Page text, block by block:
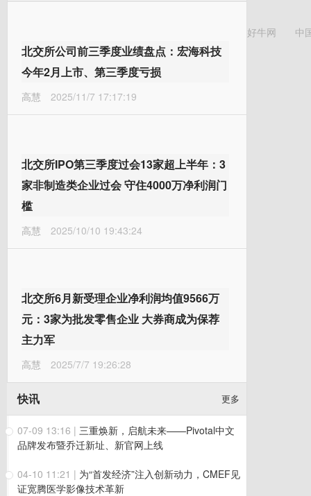
北交所公司前三季度业绩盘点：宏海科技
今年2月上市、第三季度亏损
高慧 2025/11/7 17:17:19
北交所IPO第三季度过会13家超上半年：3
家非制造类企业过会 守住4000万净利润门
槛
高慧 2025/10/10 19:43:24
北交所6月新受理企业净利润均值9566万
元：3家为批发零售企业 大券商成为保荐
主力军
高慧 2025/7/7 19:26:28
快讯 更多
07-09 13:16 | 三重焕新，启航未来——Pivotal中文
品牌发布暨乔迁新址、新官网上线
04-10 11:21 | 为“首发经济”注入创新动力，CMEF见
证宽腾医学影像技术革新
好牛网 中